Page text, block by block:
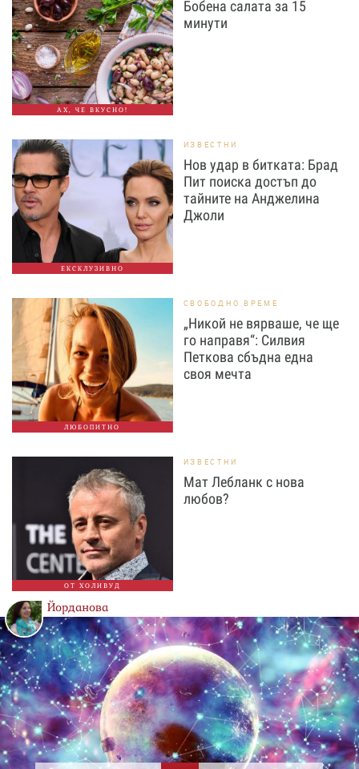
АХ, ЧЕ ВКУСНО!
Бобена салата за 15
минути
ЕКСКЛУЗИВНО
ИЗВЕСТНИ
Нов удар в битката: Брад
Пит поиска достъп до
тайните на Анджелина
Джоли
ЛЮБОПИТНО
СВОБОДНО ВРЕМЕ
„Никой не вярваше, че ще
го направя“: Силвия
Петкова сбъдна една
своя мечта
ОТ ХОЛИВУД
ИЗВЕСТНИ
Мат Лебланк с нова
любов?
Йорданова